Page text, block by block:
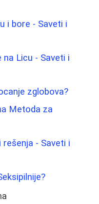
i bore - Saveti i
na Licu - Saveti i
zglobova?
Metoda za
- Saveti i